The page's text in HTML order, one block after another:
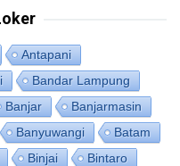
Antapani
Bandar Lampung
Banjar
Banjarmasin
Banyuwangi
Batam
Binjai
Bintaro